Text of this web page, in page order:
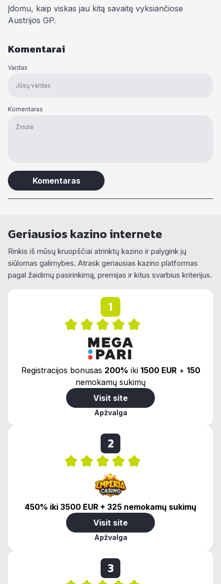
Įdomu, kaip viskas jau kitą savaitę vyksiančiose
Austrijos GP.
Komentarai
Vardas
Komentaras
Geriausios kazino internete
Rinkis iš mūsų kruopščiai atrinktų kazino ir palygink jų
siūlomas galimybes. Atrask geriausias kazino platformas
pagal žaidimų pasirinkimą, premijas ir kitus svarbius kriterijus.
1
Registracijos bonusas 200% iki 1500 EUR+ 150
nemokamų sukimų
Visit site
Apžvalga
2
450% iki 3500 EUR + 325 nemokamų sukimų
Visit site
Apžvalga
3